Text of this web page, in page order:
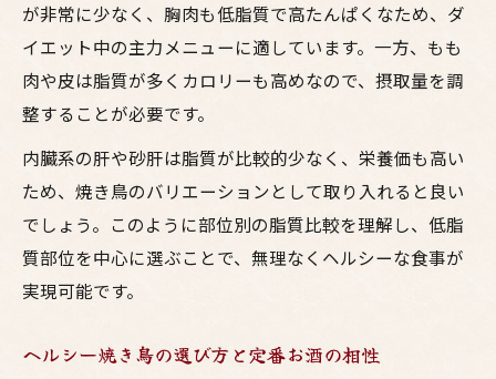
が非常に少なく、胸肉も低脂質で高たんぱくなため、ダ
イエット中の主力メニューに適しています。一方、もも
肉や皮は脂質が多くカロリーも高めなので、摂取量を調
整することが必要です。
内臓系の肝や砂肝は脂質が比較的少なく、栄養価も高い
ため、焼き鳥のバリエーションとして取り入れると良い
でしょう。このように部位別の脂質比較を理解し、低脂
質部位を中心に選ぶことで、無理なくヘルシーな食事が
実現可能です。
ヘルシー焼き鳥の選び方と定番お酒の相性